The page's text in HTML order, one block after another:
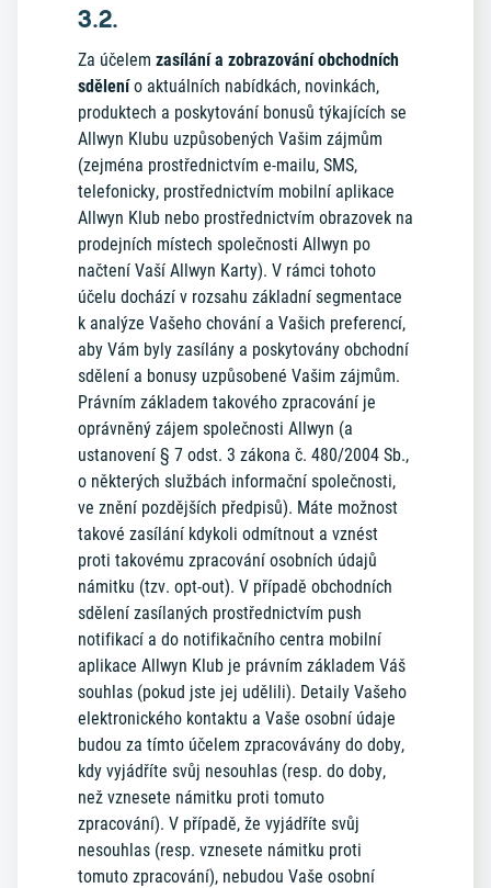
3.2.
Za účelem zasílání a zobrazování obchodních
sdělenío aktuálních nabídkách, novinkách,
produktech a poskytování bonusů týkajících se
Allwyn Klubu uzpůsobených Vašim zájmům
(zejména prostřednictvím e-mailu, SMS,
telefonicky, prostřednictvím mobilní aplikace
Allwyn Klub nebo prostřednictvím obrazovek na
prodejních místech společnosti Allwyn po
načtení Vaší Allwyn Karty). V rámci tohoto
účelu dochází v rozsahu základní segmentace
k analýze Vašeho chování a Vašich preferencí,
aby Vám byly zasílány a poskytovány obchodní
sdělení a bonusy uzpůsobené Vašim zájmům.
Právním základem takového zpracování je
oprávněný zájem společnosti Allwyn (a
ustanovení § 7 odst. 3 zákona č. 480/2004 Sb.,
o některých službách informační společnosti,
ve znění pozdějších předpisů). Máte možnost
takové zasílání kdykoli odmítnout a vznést
proti takovému zpracování osobních údajů
námitku (tzv. opt-out). V případě obchodních
sdělení zasílaných prostřednictvím push
notifikací a do notifikačního centra mobilní
aplikace Allwyn Klub je právním základem Váš
souhlas (pokud jste jej udělili). Detaily Vašeho
elektronického kontaktu a Vaše osobní údaje
budou za tímto účelem zpracovávány do doby,
kdy vyjádříte svůj nesouhlas (resp. do doby,
než vznesete námitku proti tomuto
zpracování). V případě, že vyjádříte svůj
nesouhlas (resp. vznesete námitku proti
tomuto zpracování), nebudou Vaše osobní